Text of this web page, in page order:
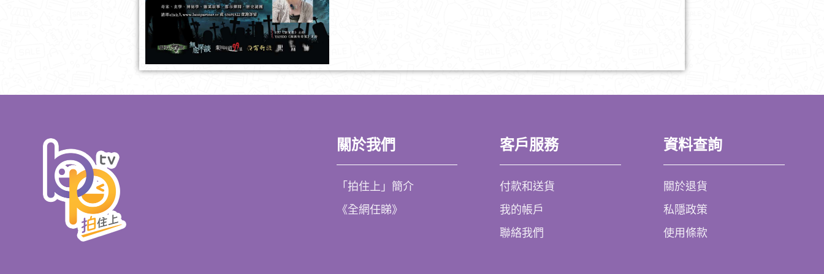
關於我們
「拍住上」簡介
《全網任睇》
客戶服務
付款和送貨
我的帳戶
聯絡我們
資料查詢
關於退貨
私隱政策
使用條款